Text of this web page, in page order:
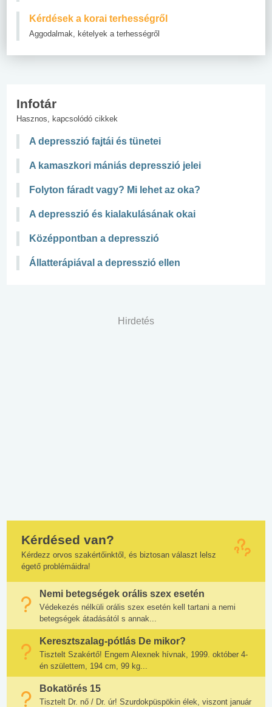
Kérdések a korai terhességről
Aggodalmak, kételyek a terhességről
Infotár
Hasznos, kapcsolódó cikkek
A depresszió fajtái és tünetei
A kamaszkori mániás depresszió jelei
Folyton fáradt vagy? Mi lehet az oka?
A depresszió és kialakulásának okai
Középpontban a depresszió
Állatterápiával a depresszió ellen
Hirdetés
Kérdésed van?
Kérdezz orvos szakértőinktől, és biztosan választ lelsz
égető problémáidra!
Nemi betegségek orális szex esetén
Védekezés nélküli orális szex esetén kell tartani a nemi
betegségek átadásától s annak...
Keresztszalag-pótlás De mikor?
Tisztelt Szakértő! Engem Alexnek hívnak, 1999. október 4-
én születtem, 194 cm, 99 kg...
Bokatörés 15
Tisztelt Dr. nő / Dr. úr! Szurdokpüspökin élek, viszont január